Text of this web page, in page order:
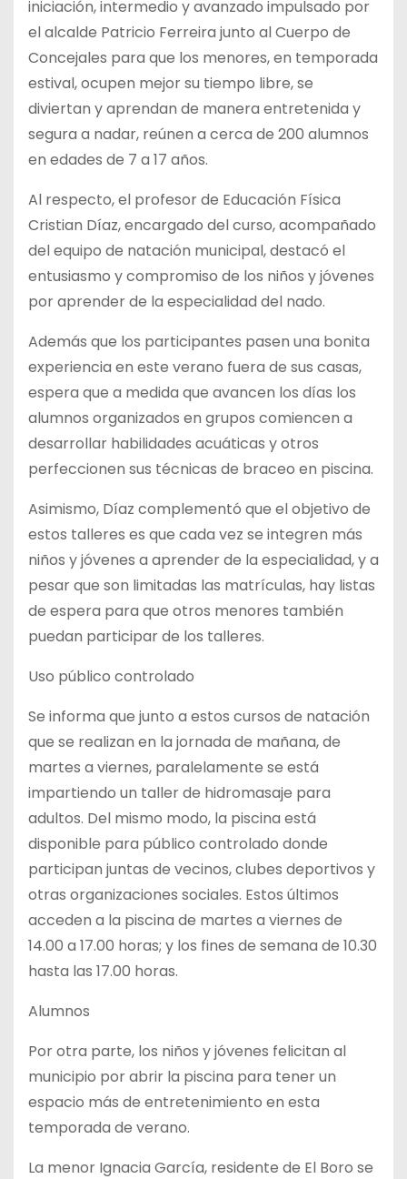
iniciación, intermedio y avanzado impulsado por
el alcalde Patricio Ferreira junto al Cuerpo de
Concejales para que los menores, en temporada
estival, ocupen mejor su tiempo libre, se
diviertan y aprendan de manera entretenida y
segura a nadar, reúnen a cerca de 200 alumnos
en edades de 7 a 17 años.
Al respecto, el profesor de Educación Física
Cristian Díaz, encargado del curso, acompañado
del equipo de natación municipal, destacó el
entusiasmo y compromiso de los niños y jóvenes
por aprender de la especialidad del nado.
Además que los participantes pasen una bonita
experiencia en este verano fuera de sus casas,
espera que a medida que avancen los días los
alumnos organizados en grupos comiencen a
desarrollar habilidades acuáticas y otros
perfeccionen sus técnicas de braceo en piscina.
Asimismo, Díaz complementó que el objetivo de
estos talleres es que cada vez se integren más
niños y jóvenes a aprender de la especialidad, y a
pesar que son limitadas las matrículas, hay listas
de espera para que otros menores también
puedan participar de los talleres.
Uso público controlado
Se informa que junto a estos cursos de natación
que se realizan en la jornada de mañana, de
martes a viernes, paralelamente se está
impartiendo un taller de hidromasaje para
adultos. Del mismo modo, la piscina está
disponible para público controlado donde
participan juntas de vecinos, clubes deportivos y
otras organizaciones sociales. Estos últimos
acceden a la piscina de martes a viernes de
14.00 a 17.00 horas; y los fines de semana de 10.30
hasta las 17.00 horas.
Alumnos
Por otra parte, los niños y jóvenes felicitan al
municipio por abrir la piscina para tener un
espacio más de entretenimiento en esta
temporada de verano.
La menor Ignacia García, residente de El Boro se